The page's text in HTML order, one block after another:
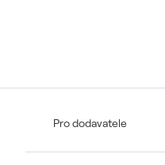
Pro dodavatele